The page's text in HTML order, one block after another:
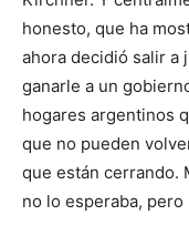
honesto, que ha
ahora decidió salir a
ganarle a un
hogares argentinos
que no pueden
que están cerrando.
no lo esperaba,